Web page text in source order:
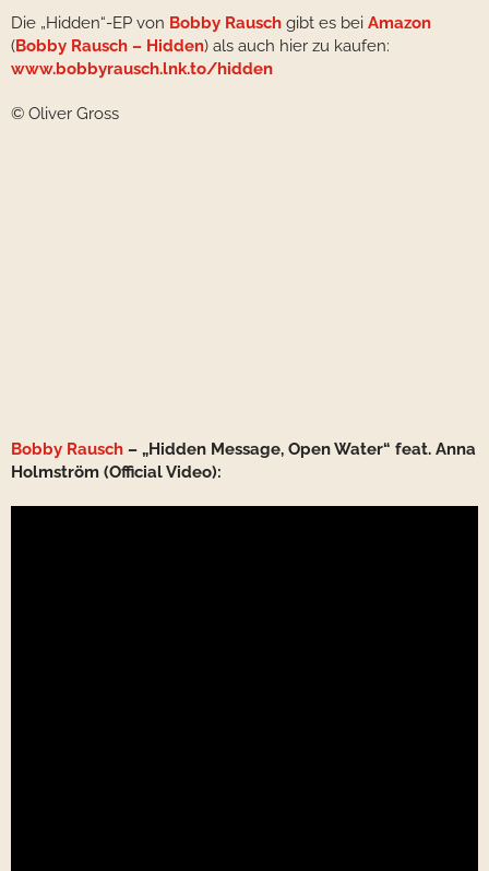
Die „Hidden“-EP von Bobby Rausch gibt es bei Amazon
(Bobby Rausch – Hidden) als auch hier zu kaufen:
www.bobbyrausch.lnk.to/hidden
© Oliver Gross
Bobby Rausch – „Hidden Message, Open Water“ feat. Anna
Holmström (Official Video):